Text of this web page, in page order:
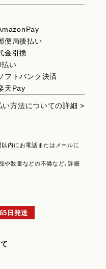
便局後払い
金引換
払い
フトバンク決済
天Pay
い方法についての詳細 >
内にお電話またはメールに
や数量などの不備など、詳細
日発送